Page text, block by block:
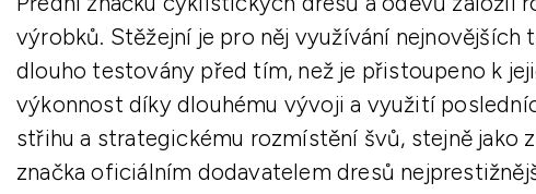
výrobků. Stěžejní je pro něj využívání
dlouho testovány před tím, než je přistoupeno k
výkonnost díky dlouhému vývoji a využití
střihu a strategickému rozmístění švů, stejně jako
značka oficiálním dodavatelem dresů